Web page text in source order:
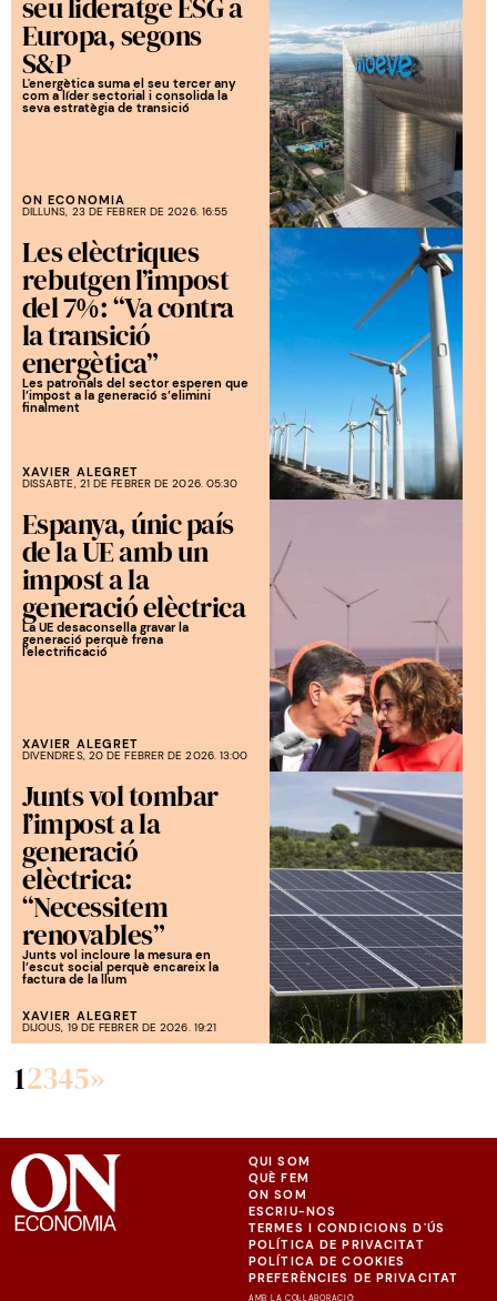
Europa, segons
S&P
L'energètica suma el seu tercer any
com a líder sectorial i consolida la
seva estratègia de transició
ON ECONOMIA
DILLUNS, 23 DE FEBRER DE 2026. 16:55
Les elèctriques
rebutgen l’impost
del 7%: “Va contra
la transició
energètica”
Les patronals del sector esperen que
l’impost a la generació s’elimini
finalment
XAVIER ALEGRET
DISSABTE, 21 DE FEBRER DE 2026. 05:30
Espanya, únic país
de la UE amb un
impost a la
generació elèctrica
La UE desaconsella gravar la
generació perquè frena
l'electrificació
XAVIER ALEGRET
DIVENDRES, 20 DE FEBRER DE 2026. 13:00
Junts vol tombar
l’impost a la
generació
elèctrica:
“Necessitem
renovables”
Junts vol incloure la mesura en
l’escut social perquè encareix la
factura de la llum
XAVIER ALEGRET
DIJOUS, 19 DE FEBRER DE 2026. 19:21
12345»
QUI SOM
QUÈ FEM
ON SOM
ESCRIU-NOS
TERMES I CONDICIONS D'ÚS
POLÍTICA DE PRIVACITAT
POLÍTICA DE COOKIES
PREFERÈNCIES DE PRIVACITAT
AMB LA COL·LABORACIÓ: